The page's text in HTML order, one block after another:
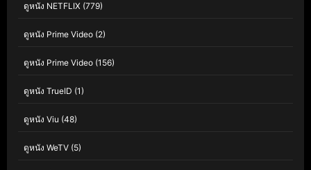
ดูหนัง NETFLIX (779)
ดูหนัง Prime Video (2)
ดูหนัง Prime Video (156)
ดูหนัง TrueID (1)
ดูหนัง Viu (48)
ดูหนัง WeTV (5)